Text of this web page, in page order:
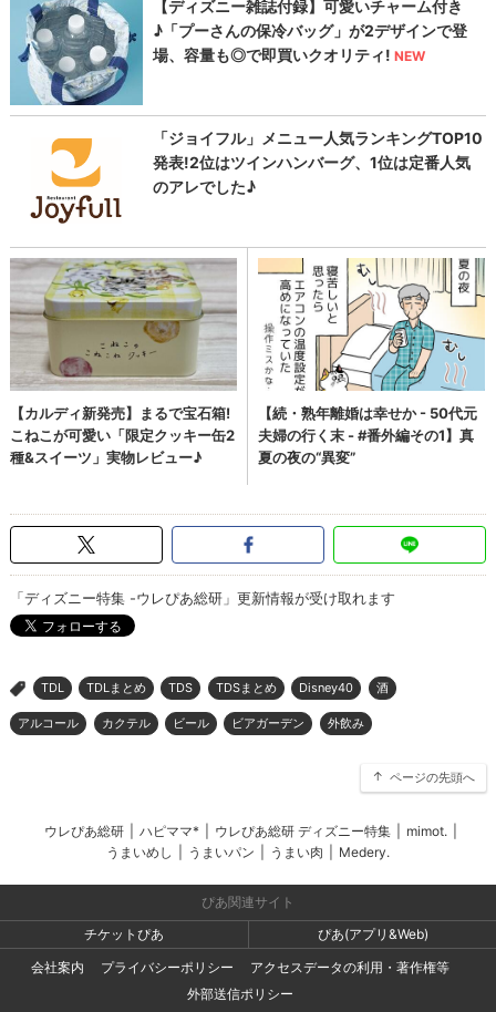
「ディズニー特集 -ウレぴあ総研」更新情報が受け取れます
> TDL TDLまとめ TDS TDSまとめ Disney40 酒
アルコール カクテル ビール ビアガーデン 外飲み
ページの先頭へ
ウレぴあ総研 ハピママ* ウレぴあ総研 ディズニー特集 mimot.
うまいめし
うまいパン うまい肉 Medery.
ぴあ関連サイト
チケットぴあ
ぴあ(アプリ&Web)
会社案内
プライバシーポリシー
アクセスデータの利用・著作権等
外部送信ポリシー